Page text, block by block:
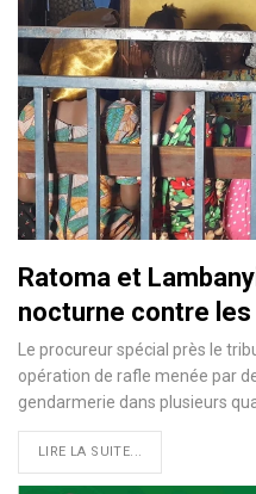
Ratoma et
nocturne contre
Le procureur spécial près le
opération de rafle menée par
gendarmerie dans plusieurs
LIRE LA SUITE...